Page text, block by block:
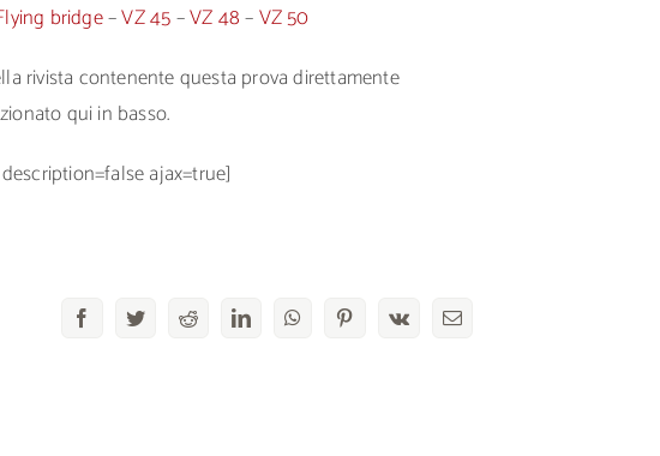
bridge–VZ 45–VZ 48–VZ 50
rivista contenente questa prova direttamente
qui in basso.
ajax=true]
FacebookTwitterRedditLinkedInWhatsAppPinterestVk Email